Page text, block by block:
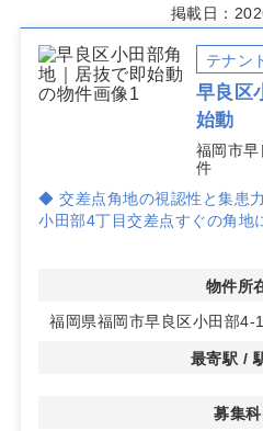
掲載日：
テナン
早良区
始動
福岡市
件
◆ 交差点角地の視認性と集患力
小田部4丁目交差点すぐの角地
認性が高く、開院初期の認知
2026年春まで診療していた内
保たれており、診療所として
◆ 堅牢RC×レイアウト自由度×
物件所
福岡県福岡市早良区小田部4-
最寄駅 /
募集科